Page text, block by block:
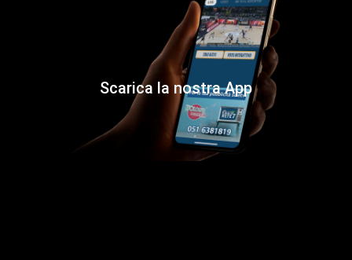
Scarica la nostra App